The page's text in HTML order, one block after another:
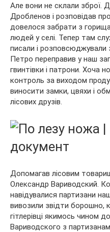
Але вони не склали зброї.
Дробленов і розповідав
довелося забрати з
людей у селі. Тепер там
писали і
Петро переправив у наш
гвинтівки і патрони. Хоча
контроль за виходом
виносити замки, цвяхи і
лісових друзів.
Допомагав лісовим
Олександр Вариводский.
навідувалися партизани
вивозили звідти борошно,
гітлерівці якимось чином
Вариводского з